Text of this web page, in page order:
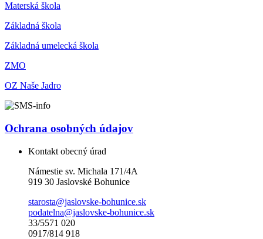
Materská škola
Základná škola
Základná umelecká škola
ZMO
OZ Naše Jadro
Ochrana osobných údajov
Kontakt obecný úrad
Námestie sv. Michala 171/4A
919 30 Jaslovské Bohunice
starosta@jaslovske-bohunice.sk
podatelna@jaslovske-bohunice.sk
33/5571 020
0917/814 918